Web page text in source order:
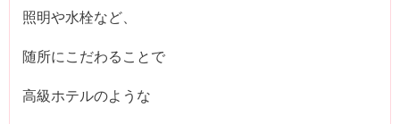
照明や水栓など、
随所にこだわることで
高級ホテルのような